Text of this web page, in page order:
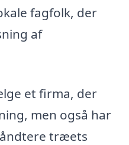
fagfolk, der
af
et firma, der
men også har
træets